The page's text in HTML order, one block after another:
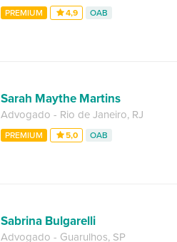
PREMIUM 4,9 OAB
Sarah Maythe Martins
Advogado - Rio de Janeiro, RJ
PREMIUM 5,0 OAB
Sabrina Bulgarelli
Advogado - Guarulhos, SP